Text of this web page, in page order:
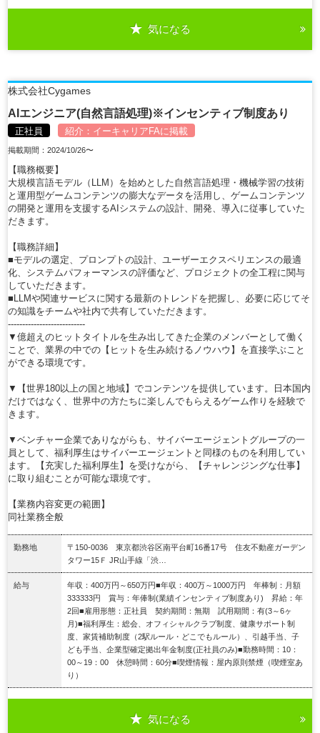
気になる
株式会社Cygames
AIエンジニア(自然言語処理)※インセンティブ制度あり
正社員 紹介： イーキャリアFAに掲載
掲載期間：2024/10/26〜
【職務概要】
大規模言語モデル（LLM）を始めとした自然言語処理・機械学習の技術
と運用型ゲームコンテンツの膨大なデータを活用し、ゲームコンテンツ
の開発と運用を支援するAIシステムの設計、開発、導入に従事していた
だきます。
【職務詳細】
■モデルの選定、プロンプトの設計、ユーザーエクスペリエンスの最適
化、システムパフォーマンスの評価など、プロジェクトの全工程に関与
していただきます。
■LLMや関連サービスに関する最新のトレンドを把握し、必要に応じてそ
の知識をチームや社内で共有していただきます。
---------------------------
▼億超えのヒットタイトルを生み出してきた企業のメンバーとして働く
ことで、業界の中での【ヒットを生み続けるノウハウ】を直接学ぶこと
ができる環境です。
▼【世界180以上の国と地域】でコンテンツを提供しています。日本国内
だけではなく、世界中の方たちに楽しんでもらえるゲーム作りを経験で
きます。
▼ベンチャー企業でありながらも、サイバーエージェントグループの一
員として、福利厚生はサイバーエージェントと同様のものを利用してい
ます。【充実した福利厚生】を受けながら、【チャレンジングな仕事】
に取り組むことが可能な環境です。
【業務内容変更の範囲】
同社業務全般
勤務地
〒150-0036 東京都渋谷区南平台町16番17号 住友不動産ガーデン
タワー15Ｆ JR山手線「渋…
給与
年収：400万円～650万円■年収：400万～1000万円 年棒制：月額
333333円 賞与：年俸制(業績インセンティブ制度あり) 昇給：年
2回■雇用形態：正社員 契約期間：無期 試用期間：有(3～6ヶ
月)■福利厚生：総会、オフィシャルクラブ制度、健康サポート制
度、家賃補助制度（2駅ルール・どこでもルール）、引越手当、子
ども手当、企業型確定拠出年金制度(正社員のみ)■勤務時間：10：
00～19：00 休憩時間：60分■喫煙情報：屋内原則禁煙（喫煙室あ
り）
気になる